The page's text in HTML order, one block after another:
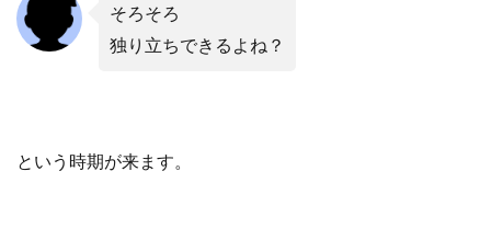
そろそろ
独り立ちできるよね？
という時期が来ます。